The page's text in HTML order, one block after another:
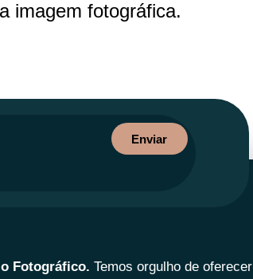
imagem fotográfica.
Enviar
Fotográfico. Temos orgulho de oferecer